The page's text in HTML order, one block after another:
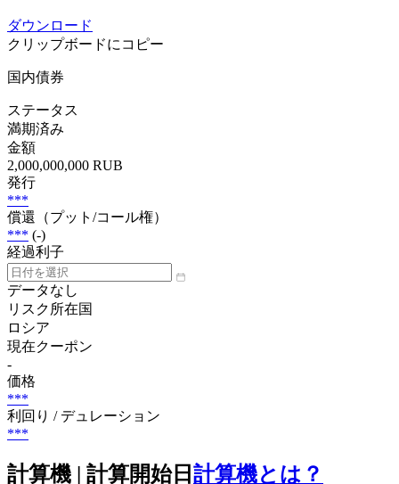
ダウンロード
クリップボードにコピー
国内債券
ステータス
満期済み
金額
2,000,000,000 RUB
発行
***
償還（プット/コール権）
*** (-)
経過利子
データなし
リスク所在国
ロシア
現在クーポン
-
価格
***
利回り / デュレーション
***
計算機 | 計算開始日 計算機とは？